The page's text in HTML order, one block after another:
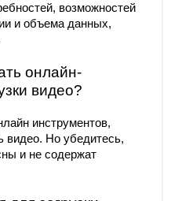
возможностей
и объема данных,
онлайн-
видео?
инструментов,
видео. Но убедитесь,
и не содержат